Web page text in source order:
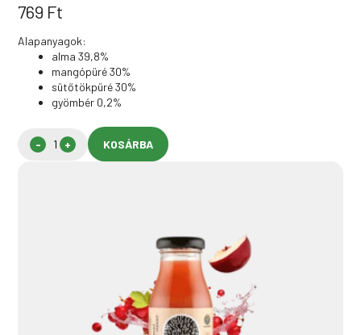
769 Ft
Alapanyagok:
alma 39,8%
mangópüré 30%
sütőtökpüré 30%
gyömbér 0,2%
KOSÁRBA